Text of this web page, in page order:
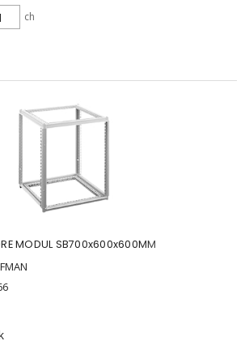
ch
MODUL SB700x600x600MM